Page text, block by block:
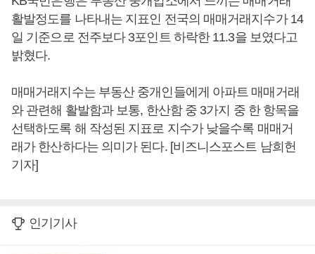
활발정도를 나타내는 지표인 전국의 매매거래지수가 14
일 기준으로 전주보다 3포인트 하락한 11.3을 보였다고
밝혔다.
매매거래지수는 부동산 중개인들에게 아파트 매매거래
와 관련해 활발함과 보통, 한산함 중 3가지 중 한 항목을
선택하도록 해 작성된 지표로 지수가 낮을수록 매매거
래가 한산하다는 의미가 된다. [비즈니스포스트 남희헌
기자]
인기기사